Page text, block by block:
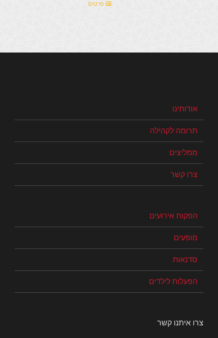
פרטים
אודותינו
תרומה לקהילה
ממליצים
צרו קשר
הפקות אירועים
מופעים
סדנאות
הפעלות לילדים
צרו איתנו קשר